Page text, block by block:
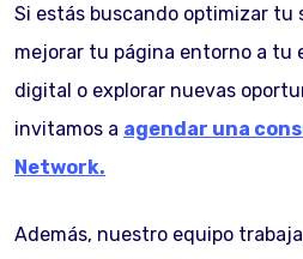
Si estás buscando optimizar tu
mejorar tu página entorno a tu
digital o explorar nuevas
invitamos a agendar una
Network.
Además, nuestro equipo